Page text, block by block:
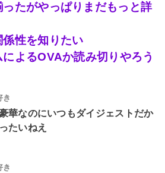
たがやっぱりまだもっと詳
性を知りたい
よるOVAか読み切りやろう
き
華なのにいつもダイジェストだか
たいねえ
き